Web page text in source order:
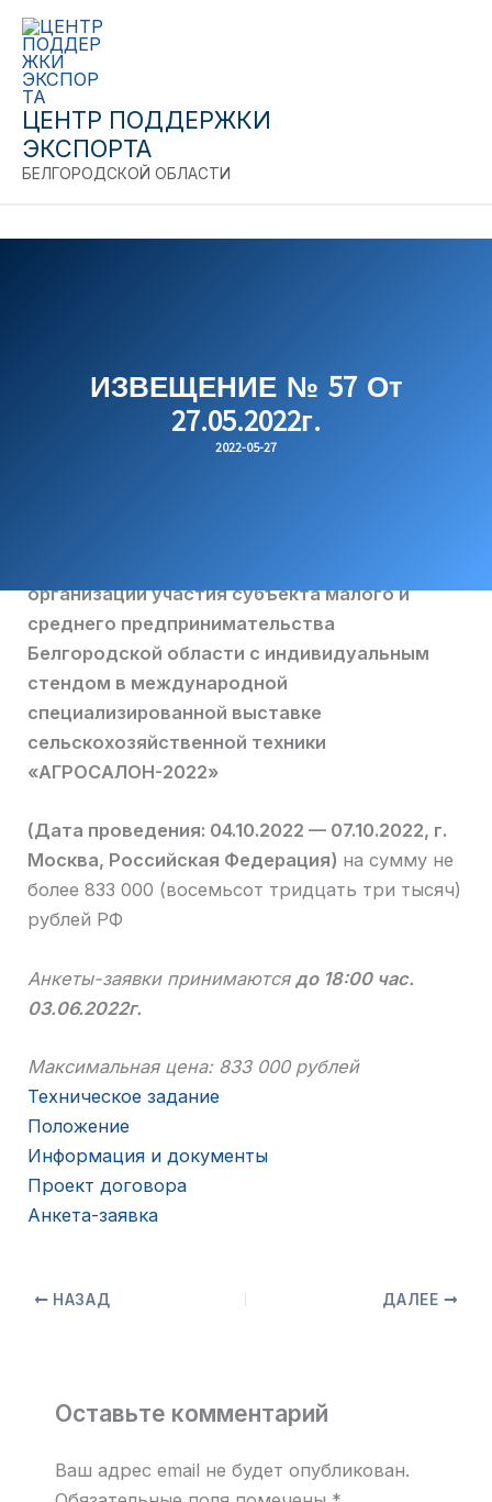
Перейти
содержимому
ЦЕНТР ПОДДЕРЖКИ
ЭКСПОРТА
БЕЛГОРОДСКОЙ ОБЛАСТИ
ИЗВЕЩЕНИЕ № 57 От
27.05.2022г.
2022-05-27
организации участия субъекта малого и
среднего предпринимательства
Белгородской области с индивидуальным
стендом в международной
специализированной выставке
сельскохозяйственной техники
«АГРОСАЛОН-2022»
(Дата проведения: 04.10.2022 — 07.10.2022, г.
Москва, Российская Федерация) на сумму не
более 833 000 (восемьсот тридцать три тысяч)
рублей РФ
Анкеты-заявки принимаютсядо 18:00 час.
03.06.2022г.
Максимальная цена: 833 000 рублей
Техническое задание
Положение
Информация и документы
Проект договора
Анкета-заявка
НАЗАД ДАЛЕЕ
Оставьте комментарий
Ваш адрес email не будет опубликован.